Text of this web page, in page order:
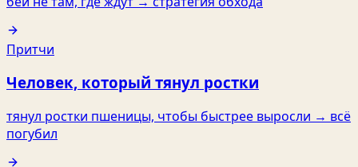
Притчи
Человек, который тянул ростки
тянул ростки пшеницы, чтобы быстрее выросли → всё
погубил